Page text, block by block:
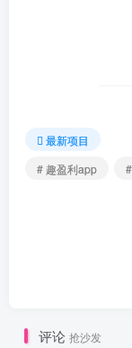
最新项目
# 趣盈利app
评论 抢沙发